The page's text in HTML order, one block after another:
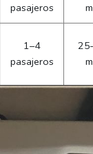
pasajeros
1–4
pasajeros